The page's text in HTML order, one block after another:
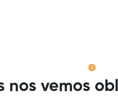
nos vemos